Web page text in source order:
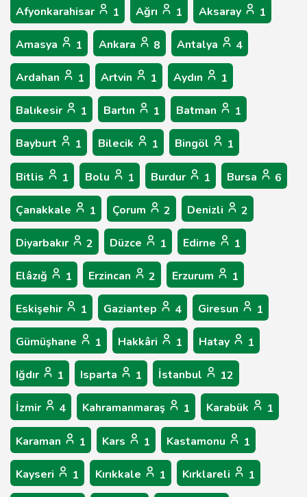
Afyonkarahisar 1 Ağrı 1 Aksaray 1
Amasya 1 Ankara 8 Antalya 4
Ardahan 1 Artvin 1 Aydın 1
Balıkesir 1 Bartın 1 Batman 1
Bayburt 1 Bilecik 1 Bingöl 1
Bitlis 1 Bolu 1 Burdur 1 Bursa 6
Çanakkale 1 Çorum 2 Denizli 2
Diyarbakır 2 Düzce 1 Edirne 1
Elâzığ 1 Erzincan 2 Erzurum 1
Eskişehir 1 Gaziantep 4 Giresun 1
Gümüşhane 1 Hakkâri 1 Hatay 1
Iğdır 1 Isparta 1 İstanbul 12
İzmir 4 Kahramanmaraş 1 Karabük 1
Karaman 1 Kars 1 Kastamonu 1
Kayseri 1 Kırıkkale 1 Kırklareli 1